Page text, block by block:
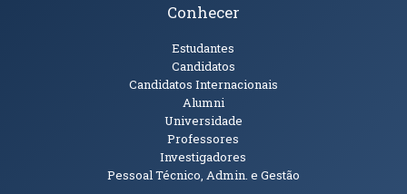
Conhecer
Estudantes
Candidatos
Candidatos Internacionais
Alumni
Universidade
Professores
Investigadores
Pessoal Técnico, Admin. e Gestão